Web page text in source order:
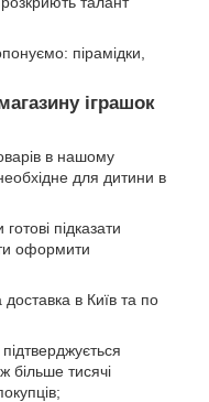
пірамідки,
іграшок
в нашому
для дитини в
підказати
оформити
в Київ та по
більше тисячі